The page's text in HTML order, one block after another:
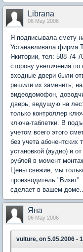
Librana
06 May 2006
Я подписывала смету
Устанавливала фирма
Якитории, тел: 588-74-
сторону увеличения
входные двери были
решили их заменить;
видеодомофон,
дверь, ведущую на
только контроллер
ключа-таблетки. В
учетом всего этого
без учета абонентских
установкой (аудио) и
рублей в момент
Цены свежие, мы
производитель
сделает в вашем
Яна
06 May 2006
vulture, on 5.05.2006 -